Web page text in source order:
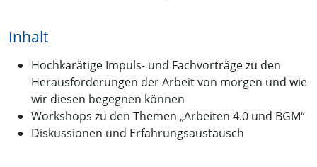
Inhalt
Hochkarätige Impuls- und Fachvorträge zu den
Herausforderungen der Arbeit von morgen und wie
wir diesen begegnen können
Workshops zu den Themen „Arbeiten 4.0 und BGM“
Diskussionen und Erfahrungsaustausch